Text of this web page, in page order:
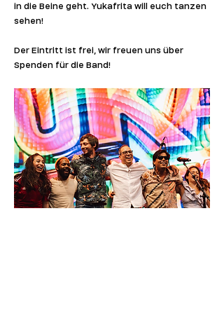
in die Beine geht. Yukafrita will euch tanzen
sehen!
Der Eintritt ist frei, wir freuen uns über
Spenden für die Band!